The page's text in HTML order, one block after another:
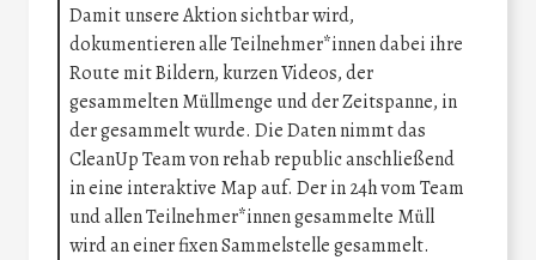
Damit unsere Aktion sichtbar wird,
dokumentieren alle Teilnehmer*innen dabei ihre
Route mit Bildern, kurzen Videos, der
gesammelten Müllmenge und der Zeitspanne, in
der gesammelt wurde. Die Daten nimmt das
CleanUp Team von rehab republic anschließend
in eine interaktive Map auf. Der in 24h vom Team
und allen Teilnehmer*innen gesammelte Müll
wird an einer fixen Sammelstelle gesammelt.